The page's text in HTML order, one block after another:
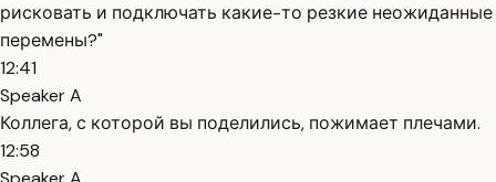
рисковать и подключать какие-то резкие неожиданные
перемены?"
12:41
Speaker A
Коллега, с которой вы поделились, пожимает плечами.
12:58